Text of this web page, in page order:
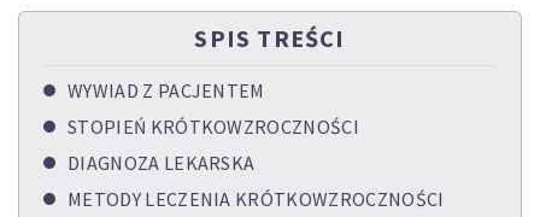
SPIS TREŚCI
WYWIAD Z PACJENTEM
STOPIEŃ KRÓTKOWZROCZNOŚCI
DIAGNOZA LEKARSKA
METODY LECZENIA KRÓTKOWZROCZNOŚCI